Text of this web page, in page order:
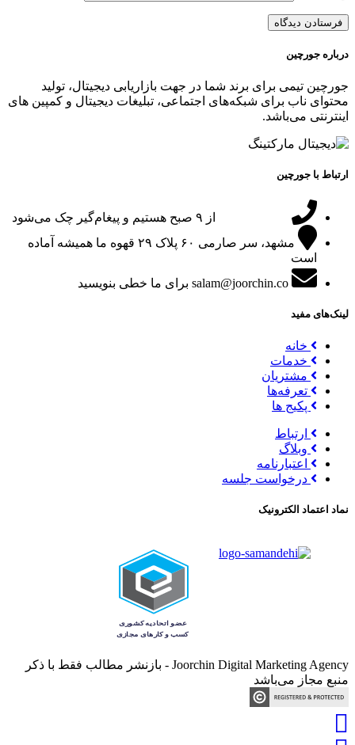
درباره جورچین
جورچین تیمی برای برند شما در جهت بازاریابی دیجیتال، تولید
محتوای ناب برای شبکه‌های اجتماعی، تبلیغات دیجیتال و کمپین های
اینترنتی می‌باشد.
ارتباط با جورچین
از ۹ صبح هستیم و پیغام‌گیر چک می‌شود
مشهد، سر صارمی ۶۰ پلاک ۲۹
قهوه ما همیشه آماده
است
salam@joorchin.co برای ما خطی بنویسید
لینک‌های مفید
خانه
خدمات
مشتریان
تعرفه‌ها
پکیج ها
ارتباط
وبلاگ
اعتبارنامه
درخواست جلسه
نماد اعتماد الکترونیک
Joorchin Digital Marketing Agency - بازنشر مطالب فقط با ذکر
منبع مجاز می‌باشد